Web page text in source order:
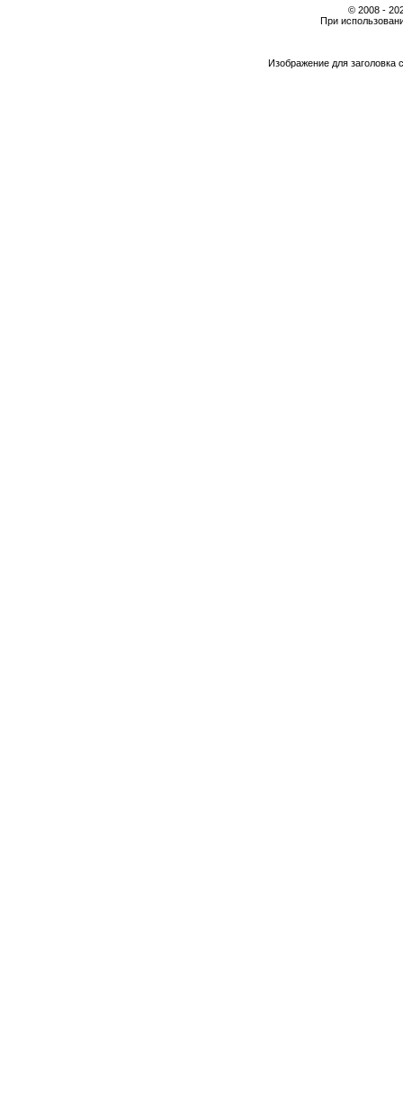
© 2008 -
При
Изображение для